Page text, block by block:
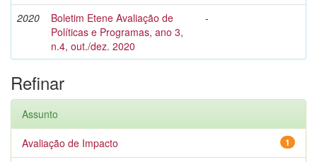
2020
Boletim Etene Avaliação de
Políticas e Programas, ano 3,
n.4, out./dez. 2020
-
Refinar
Assunto
1
Avaliação de Impacto